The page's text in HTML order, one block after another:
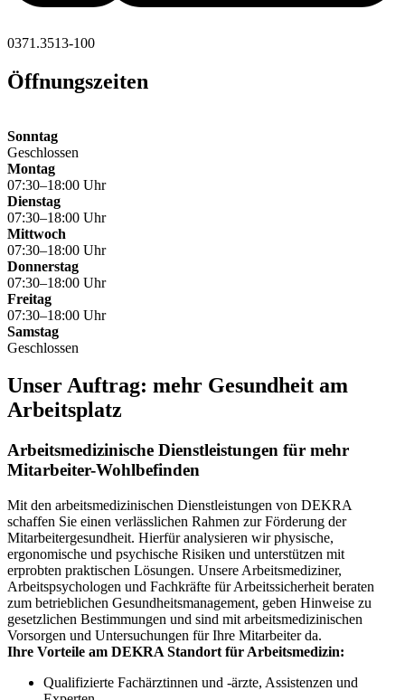
0371.3513-100
Öffnungszeiten
Sonntag
Geschlossen
Montag
07:30–18:00 Uhr
Dienstag
07:30–18:00 Uhr
Mittwoch
07:30–18:00 Uhr
Donnerstag
07:30–18:00 Uhr
Freitag
07:30–18:00 Uhr
Samstag
Geschlossen
Unser Auftrag: mehr Gesundheit am
Arbeitsplatz
Arbeitsmedizinische Dienstleistungen für mehr
Mitarbeiter-Wohlbefinden
Mit den arbeitsmedizinischen Dienstleistungen von DEKRA
schaffen Sie einen verlässlichen Rahmen zur Förderung der
Mitarbeitergesundheit. Hierfür analysieren wir physische,
ergonomische und psychische Risiken und unterstützen mit
erprobten praktischen Lösungen. Unsere Arbeitsmediziner,
Arbeitspsychologen und Fachkräfte für Arbeitssicherheit beraten
zum betrieblichen Gesundheitsmanagement, geben Hinweise zu
gesetzlichen Bestimmungen und sind mit arbeitsmedizinischen
Vorsorgen und Untersuchungen für Ihre Mitarbeiter da.
Ihre Vorteile am DEKRA Standort für Arbeitsmedizin:
Qualifizierte Fachärztinnen und -ärzte, Assistenzen und